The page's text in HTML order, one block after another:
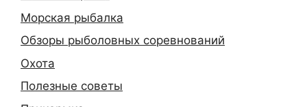
Морская рыбалка
Обзоры рыболовных соревнований
Охота
Полезные советы